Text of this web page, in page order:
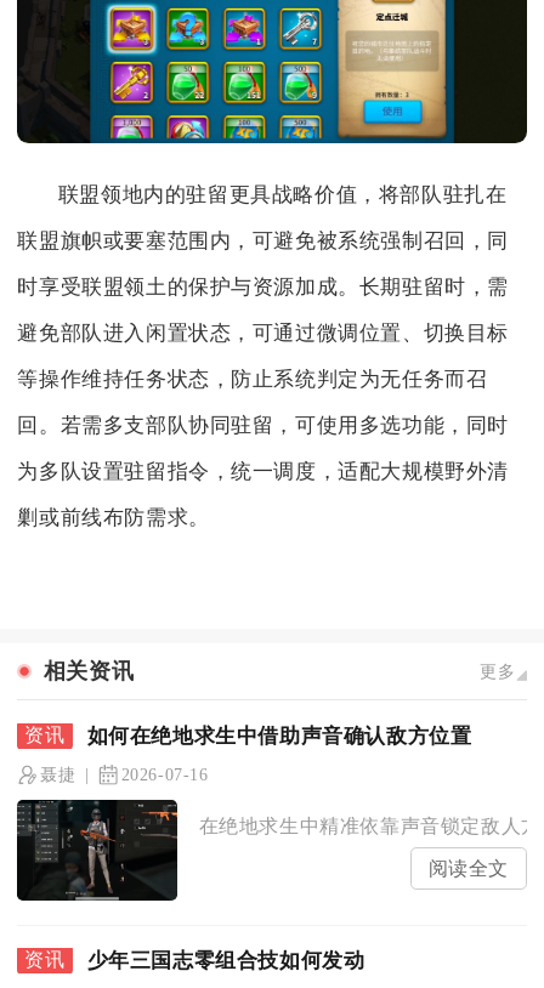
联盟领地内的驻留更具战略价值，将部队驻扎在
联盟旗帜或要塞范围内，可避免被系统强制召回，同
时享受联盟领土的保护与资源加成。长期驻留时，需
避免部队进入闲置状态，可通过微调位置、切换目标
等操作维持任务状态，防止系统判定为无任务而召
回。若需多支部队协同驻留，可使用多选功能，同时
为多队设置驻留指令，统一调度，适配大规模野外清
剿或前线布防需求。
相关资讯 更多
如何在绝地求生中借助声音确认敌方位置
聂捷 2026-07-16
在绝地求生中精准依靠声音锁定敌人
阅读全文
少年三国志零组合技如何发动